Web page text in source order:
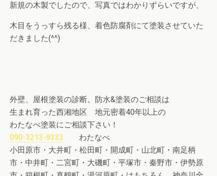
新規の木製でしたので、写真ではわかりずらいですが、
木目をうっすら残る様、着色防腐剤にて塗装させていた
だきました(^^)
外壁、屋根塗装の診断。防水&塗装のご相談は
生まれ育った西湘地区 地元密着40年以上の
わたなべ塗装にご相談下さい！
090-3213-9333
わたなべ
小田原市・大井町・松田町・開成町・山北町・南足柄
市・中井町・二宮町・大磯町・平塚市・秦野市・伊勢原